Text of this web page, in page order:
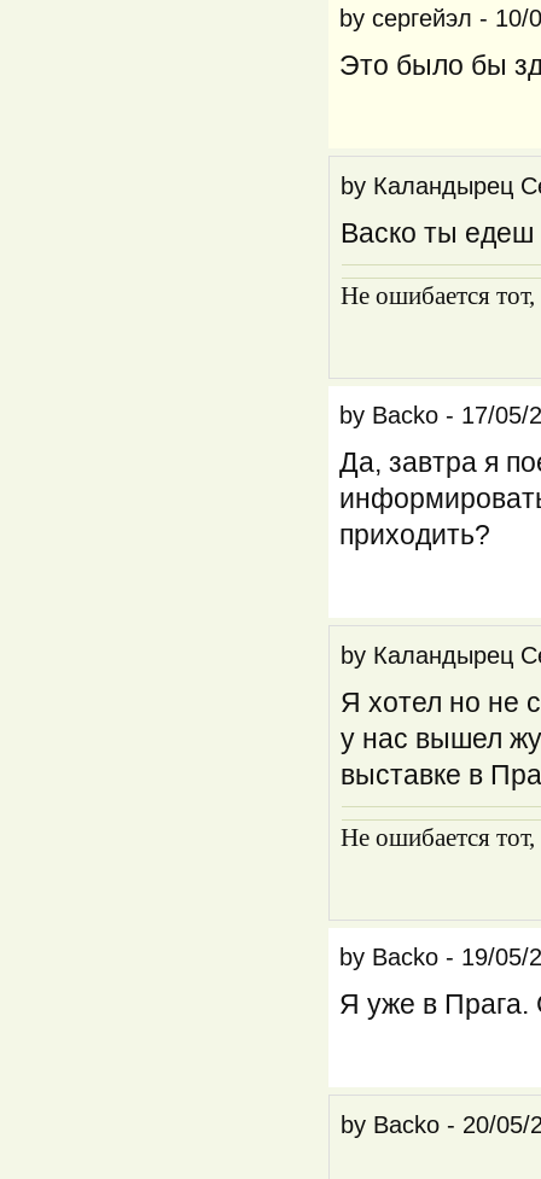
byсергейэл - 10/
Это было бы
by Каландырец
Васко ты едеш
Не ошибается тот,
by Backo - 17/05/
Да, завтра я
приходить?
by Каландырец
Я хотел но не
у нас вышел
выставке в
Не ошибается тот,
by Backo - 19/05/
Я уже в Прага.
by Backo - 20/05/